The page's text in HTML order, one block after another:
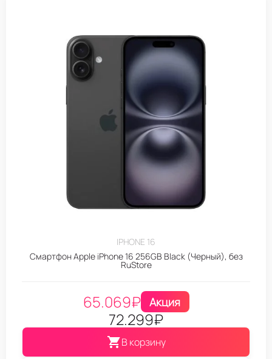
IPHONE 16
Смартфон Apple iPhone 16 256GB Black (Черный), без
RuStore
65.069₽ Акция
72.299₽
В корзину